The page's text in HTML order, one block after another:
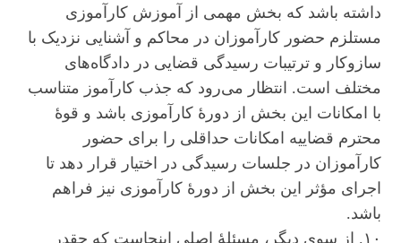
داشته باشد که بخش مهمی از آموزش کارآموزی
مستلزم حضور کارآموزان در محاکم و آشنایی نزدیک با
سازوکار و ترتیبات رسیدگی قضایی در دادگاه‌های
مختلف است. انتظار می‌رود که جذب کارآموز متناسب
با امکانات این بخش از دورۀ کارآموزی باشد و قوۀ
محترم قضاییه امکانات حداقلی را برای حضور
کارآموزان در جلسات رسیدگی در اختیار قرار دهد تا
اجرای مؤثر این بخش از دورۀ کارآموزی نیز فراهم
باشد.
۱۰. از سوی دیگر، مسئلۀ اصلی اینجاست که چقدر